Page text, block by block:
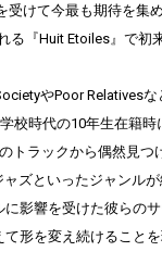
受けて今最も期待を集
る『Huit Etoiles』で初
やPoor Relatives
校時代の10年生在籍
トラックから偶然見つ
ズといったジャンル
影響を受けた彼らの
形を変え続けることを